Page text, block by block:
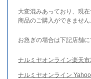
大変混みあっており、現
商品のご購入ができません
お急ぎの場合は下記店舗
ナルミヤオンライン楽天
ナルミヤオンライン